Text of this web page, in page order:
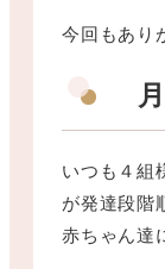
今回もあり
いつも４組
が発達段階
赤ちゃん達